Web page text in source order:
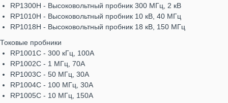
RP1300H - Высоковольтный пробник 300 МГц, 2 кВ
RP1010H - Высоковольтный пробник 10 кВ, 40 МГц
RP1018H - Высоковольтный пробник 18 кВ, 150 МГц
Токовые пробники
RP1001C - 300 кГц, 100А
RP1002C - 1 МГц, 70А
RP1003C - 50 МГц, 30А
RP1004C - 100 МГц, 30А
RP1005C - 10 МГц, 150А